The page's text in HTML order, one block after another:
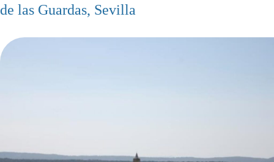
de las Guardas, Sevilla